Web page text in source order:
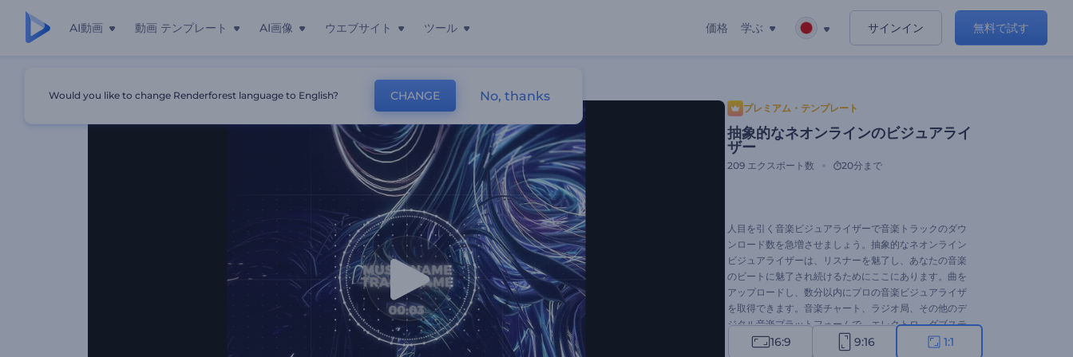
AI動画 動画 テンプレート AI画像 ウエブサイト ツール 価格 学ぶ サインイン 無料で試す
プレミアム・テンプレート
抽象的なネオンラインのビジュアライ
ザー
209 エクスポート数 20分まで
人目を引く音楽ビジュアライザーで音楽トラックのダウ
ンロード数を急増させましょう。抽象的なネオンライン
ビジュアライザーは、リスナーを魅了し、あなたの音楽
のビートに魅了され続けるためにここにあります。曲を
アップロードし、数分以内にプロの音楽ビジュアライザ
を取得できます。音楽チャート、ラジオ局、その他のデ
ジタル音楽プラットフォームで、エレクトロ、ダブステ
ップ、ヒップホップ、ダンスミュージックを宣伝するた
16:9 9:16 1:1
Would you like to change Renderforest language to English? CHANGE No, thanks